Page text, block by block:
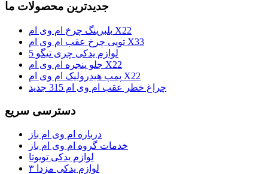
جدیدترین محصولات ما
بلبرینگ چرخ ام وی ام X22
توپی چرخ عقب ام وی ام X33
لوازم یدکی چری تیگو 5
جلو پنجره ام وی ام X22
پمپ هیدرولیک ام وی ام X22
چراغ خطر عقب ام وی ام 315 جدید
دسترسی سریع
درباره ام وی ام باز
خدمات گروه ام وی ام باز
لوازم یدکی تویوتا
لوازم یدکی مزدا ۳